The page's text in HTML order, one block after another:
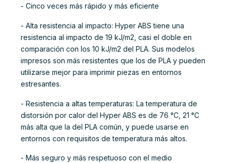
- Cinco veces más rápido y más eficiente
- Alta resistencia al impacto: Hyper ABS tiene una
resistencia al impacto de 19 kJ/m2, casi el doble en
comparación con los 10 kJ/m2 del PLA. Sus modelos
impresos son más resistentes que los de PLA y pueden
utilizarse mejor para imprimir piezas en entornos
estresantes.
- Resistencia a altas temperaturas: La temperatura de
distorsión por calor del Hyper ABS es de 76 °C, 21 °C
más alta que la del PLA común, y puede usarse en
entornos con requisitos de temperatura más altos.
- Más seguro y más respetuoso con el medio